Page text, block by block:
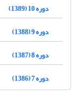
دوره 10 (1389)
دوره 9 (1388)
دوره 8 (1387)
دوره 7 (1386)